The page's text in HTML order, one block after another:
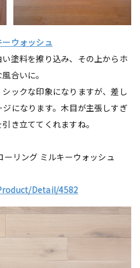
ーウォッシュ
塗料を擦り込み、その上からホ
合いに。
ックな印象になりますが、差し
になります。木目が主張しすぎ
き立ててくれますね。
リング ミルキーウォッシュ
Detail/4582